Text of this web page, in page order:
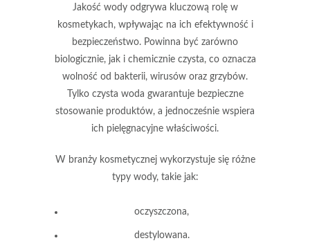
Jakość wodyodgrywa kluczową rolę w
kosmetykach, wpływając na ich efektywność i
bezpieczeństwo. Powinna być zarówno
biologicznie, jak i chemicznie czysta, co oznacza
wolność od bakterii, wirusów oraz grzybów.
Tylko czysta woda gwarantuje bezpieczne
stosowanie produktów, a jednocześnie wspiera
ich pielęgnacyjne właściwości.
W branży kosmetycznej wykorzystuje się różne
typy wody, takie jak:
oczyszczona,
destylowana.